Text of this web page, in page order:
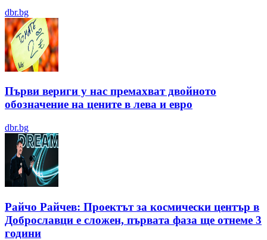
dbr.bg
Първи вериги у нас премахват двойното
обозначение на цените в лева и евро
dbr.bg
Райчо Райчев: Проектът за космически център в
Доброславци е сложен, първата фаза ще отнеме 3
години